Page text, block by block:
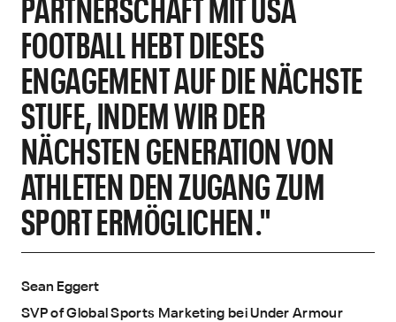
OTBALL HEBT DIESES EN
GAGEMENT AUF DIE NÄCHSTE ST
UFE, INDEM WIR DER NÄ
CHSTEN GENERATION VON AT
HLETEN DEN ZUGANG ZUM SP
ORT ERMÖGLICHEN."
Sean Eggert
SVP of Global Sports Marketing bei Under Armour